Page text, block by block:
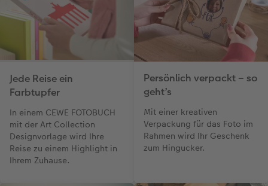
Jede Reise ein
Farbtupfer
In einem CEWE FOTOBUCH
mit der Art Collection
Designvorlage wird Ihre
Reise zu einem Highlight in
Ihrem Zuhause.
Persönlich verpackt – so
geht’s
Mit einer kreativen
Verpackung für das Foto im
Rahmen wird Ihr Geschenk
zum Hingucker.